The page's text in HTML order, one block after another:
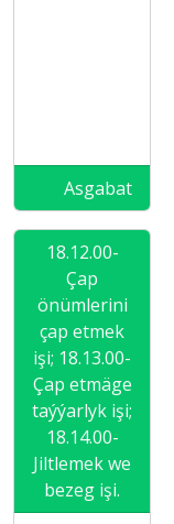
Asgabat
18.12.00-
Çap
önümlerini
çap etmek
işi; 18.13.00-
Çap etmäge
taýýarlyk işi;
18.14.00-
Jiltlemek we
bezeg işi.